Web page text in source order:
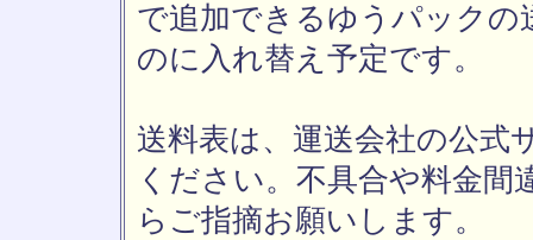
で追加できるゆうパックの
のに入れ替え予定です。
送料表は、運送会社の公式
ください。不具合や料金間
らご指摘お願いします。